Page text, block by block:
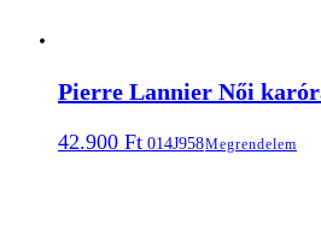
Pierre Lannier Női
42.900 Ft 014J958Megrendelem